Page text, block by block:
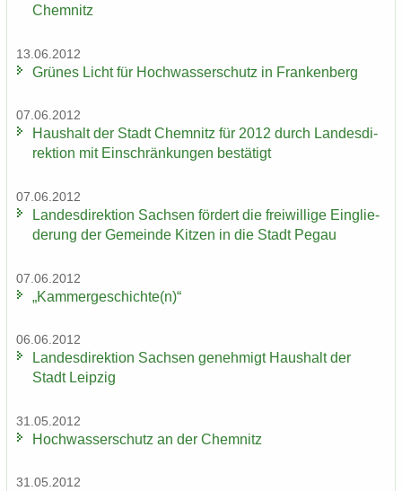
Chem­nitz
13.06.2012
Grü­nes Licht für Hoch­was­ser­schutz in Fran­ken­berg
07.06.2012
Haus­halt der Stadt Chem­nitz für 2012 durch Lan­des­di­
rek­ti­on mit Ein­schrän­kun­gen be­stä­tigt
07.06.2012
Lan­des­di­rek­ti­on Sach­sen för­dert die frei­wil­li­ge Ein­glie­
de­rung der Ge­mein­de Kit­zen in die Stadt Pegau
07.06.2012
„Kam­mer­ge­schich­te(n)“
06.06.2012
Lan­des­di­rek­ti­on Sach­sen ge­neh­migt Haus­halt der
Stadt Leip­zig
31.05.2012
Hoch­was­ser­schutz an der Chem­nitz
31.05.2012